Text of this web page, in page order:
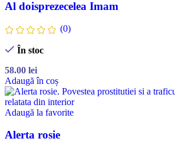
Al doisprezecelea Imam
(0)
În stoc
58.00 lei
Adaugă în coș
Adaugă la favorite
Alerta rosie